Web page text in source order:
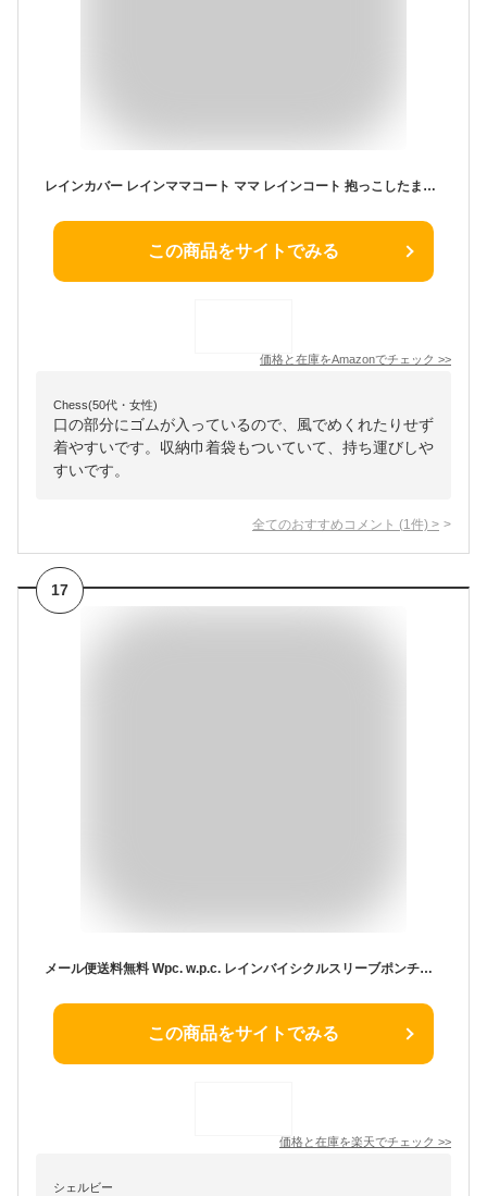
レインカバー レインママコート ママ レインコート 抱っこしたまま着られる 雨 梅雨 赤ちゃん 妊娠期 自転車 抱っこ紐 急な雨も安心 収納袋付き 巾着袋 便利 可愛い (コーヒー)L
この商品をサイトでみる
価格と在庫をAmazonでチェック >>
Chess(50代・女性)
口の部分にゴムが入っているので、風でめくれたりせず
着やすいです。収納巾着袋もついていて、持ち運びしや
すいです。
全てのおすすめコメント (1 件) >
17
メール便送料無料 Wpc. w.p.c. レインバイシクルスリーブポンチョ 自転車用レインコート 【レインコート 自転車 通学 通学用 通勤 ポンチョ レインポンチョ レディース ジッパー ファスナー コンパクト 収納袋 ブランド 梅雨 雨具 レイングッズ ポイント10倍】お中元
この商品をサイトでみる
価格と在庫を楽天でチェック >>
シェルビー